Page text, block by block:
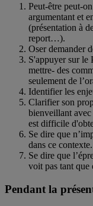
Peut-être peut-
argumentant et
(présentation à
report…).
Oser demander
S'appuyer sur le
mettre- des
seulement de
Identifier les
Clarifier son
bienveillant avec
est difficile
Se dire que
dans ce contexte.
Se dire que
voit pas tant
Pendant la